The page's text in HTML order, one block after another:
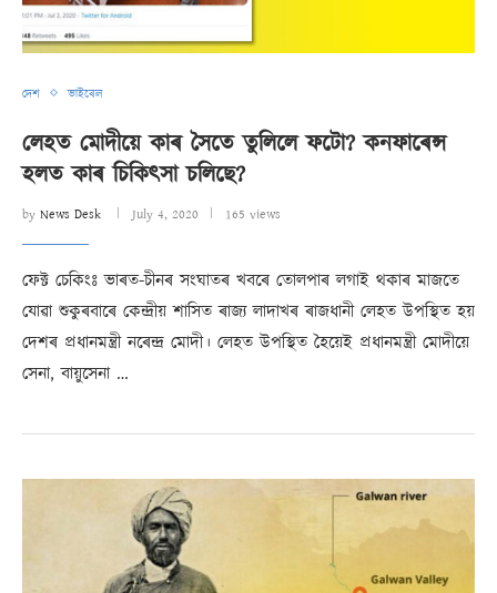
দেশ ভাইৰেল
লেহত মোদীয়ে কাৰ সৈতে তুলিলে ফটো? কনফাৰেন্স
হলত কাৰ চিকিৎসা চলিছে?
by News Desk July 4, 2020 165 views
ফেক্ট চেকিংঃ ভাৰত-চীনৰ সংঘাতৰ খবৰে তোলপাৰ লগাই থকাৰ মাজতে
যোৱা শুকুৰবাৰে কেন্দ্ৰীয় শাসিত ৰাজ্য লাদাখৰ ৰাজধানী লেহত উপস্থিত হয়
দেশৰ প্ৰধানমন্ত্ৰী নৰেন্দ্ৰ মোদী। লেহত উপস্থিত হৈয়েই প্ৰধানমন্ত্ৰী মোদীয়ে
সেনা, বায়ুসেনা …